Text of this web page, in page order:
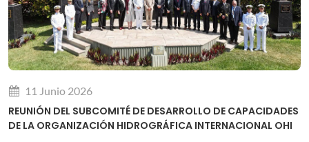
11 Junio 2026
REUNIÓN DEL SUBCOMITÉ DE DESARROLLO DE CAPACIDADES
DE LA ORGANIZACIÓN HIDROGRÁFICA INTERNACIONAL OHI